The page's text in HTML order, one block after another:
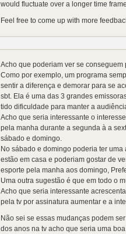
would fluctuate over a longer time
Feel free to come up with more
Acho que poderiam ver se
Como por exemplo, um programa
sentir a diferença e demorar para se
sbt. Ela é uma das 3 grandes
tido dificuldade para manter a
Acho que seria interessante o
pela manha durante a segunda à a
sábado e domingo.
No sábado e domingo poderia ter
estão em casa e poderiam gostar de
esporte pela manha aos domingo,
Uma outra sugestão é que em todo o
Acho que seria interessante
pela tv por assinatura aumentar e a
Não sei se essas mudanças podem
dos anos na tv acho que seria uma